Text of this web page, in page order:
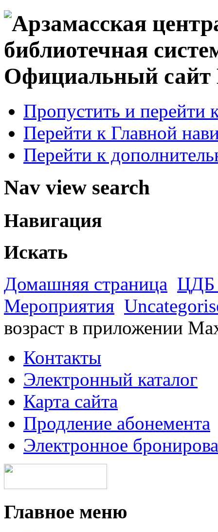
Официальный
Пропустить и перейти
Перейти к Главной
Перейти к
Nav view search
Навигация
Искать
Домашняя страница ЦДБ
Мероприятия
возраст в приложении
Контакты
Электронный каталог
Карта сайта
Продление абонемента
Электронное
Главное меню